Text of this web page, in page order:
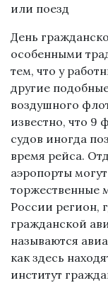
или поезд
День
особенными
тем, что у
другие
воздушного
известно, что 9
судов иногда
время рейса.
аэропорты
торжественные
России регион,
гражданской
называются
как здесь
институт